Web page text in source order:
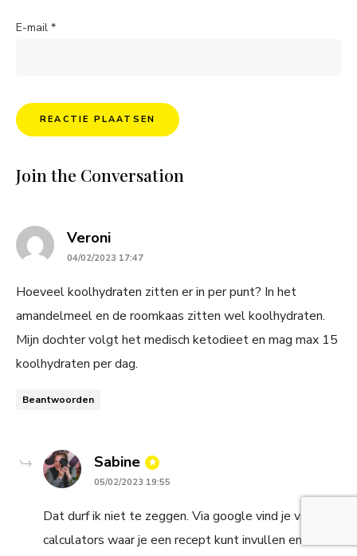
E-mail *
Join the Conversation
Veronisays:
04/02/2023 17:47
Hoeveel koolhydraten zitten er in per punt? In het
amandelmeel en de roomkaas zitten wel koolhydraten.
Mijn dochter volgt het medisch ketodieet en mag max 15
koolhydraten per dag.
Beantwoorden
Sabine says:
05/02/2023 19:55
Dat durf ik niet te zeggen. Via google vind je vast
calculators waar je een recept kunt invullen en deze